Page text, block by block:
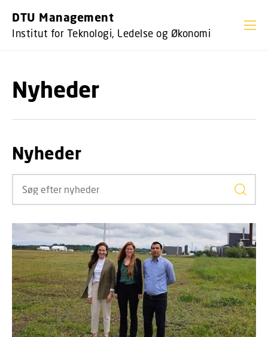
DTU Management
Institut for Teknologi, Ledelse og Økonomi
Nyheder
Nyheder
Søg